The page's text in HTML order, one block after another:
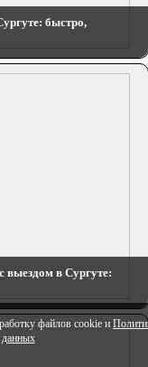
файлов cookie и
данных
быстро,
выездом в Сургуте: